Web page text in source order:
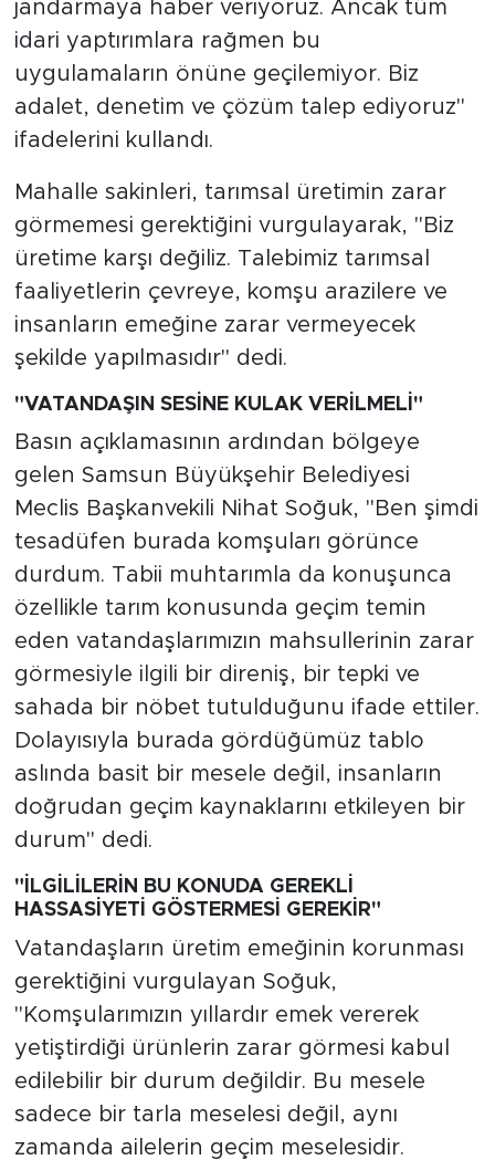
jandarmaya haber veriyoruz. Ancak tüm
idari yaptırımlara rağmen bu
uygulamaların önüne geçilemiyor. Biz
adalet, denetim ve çözüm talep ediyoruz"
ifadelerini kullandı.
Mahalle sakinleri, tarımsal üretimin zarar
görmemesi gerektiğini vurgulayarak, "Biz
üretime karşı değiliz. Talebimiz tarımsal
faaliyetlerin çevreye, komşu arazilere ve
insanların emeğine zarar vermeyecek
şekilde yapılmasıdır" dedi.
"VATANDAŞIN SESİNE KULAK VERİLMELİ"
Basın açıklamasının ardından bölgeye
gelen Samsun Büyükşehir Belediyesi
Meclis Başkanvekili Nihat Soğuk, "Ben şimdi
tesadüfen burada komşuları görünce
durdum. Tabii muhtarımla da konuşunca
özellikle tarım konusunda geçim temin
eden vatandaşlarımızın mahsullerinin zarar
görmesiyle ilgili bir direniş, bir tepki ve
sahada bir nöbet tutulduğunu ifade ettiler.
Dolayısıyla burada gördüğümüz tablo
aslında basit bir mesele değil, insanların
doğrudan geçim kaynaklarını etkileyen bir
durum" dedi.
"İLGİLİLERİN BU KONUDA GEREKLİ
HASSASİYETİ GÖSTERMESİ GEREKİR"
Vatandaşların üretim emeğinin korunması
gerektiğini vurgulayan Soğuk,
"Komşularımızın yıllardır emek vererek
yetiştirdiği ürünlerin zarar görmesi kabul
edilebilir bir durum değildir. Bu mesele
sadece bir tarla meselesi değil, aynı
zamanda ailelerin geçim meselesidir.